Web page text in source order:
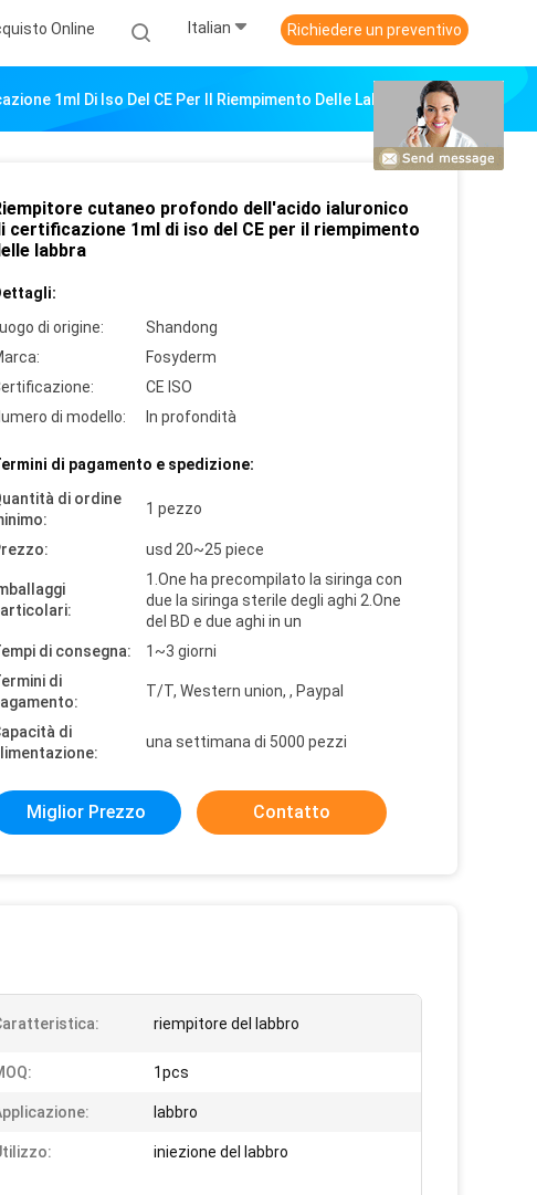
Online Italian Richiedere un preventivo
1ml Di Iso Del CE Per Il Riempimento Delle Labbra
cutaneo profondo dell'acido ialuronico
certificazione 1ml di iso del CE per il riempimento
labbra
di origine:
Shandong
Fosyderm
CE ISO
di modello:
In profondità
di pagamento e spedizione:
di ordine
1 pezzo
usd 20~25 piece
1.One ha precompilato la siringa con
due la siringa sterile degli aghi 2.One
del BD e due aghi in un
di consegna:
1~3 giorni
di
T/T, Western union, , Paypal
di
una settimana di 5000 pezzi
Miglior Prezzo Contatto
riempitore del labbro
1pcs
labbro
iniezione del labbro